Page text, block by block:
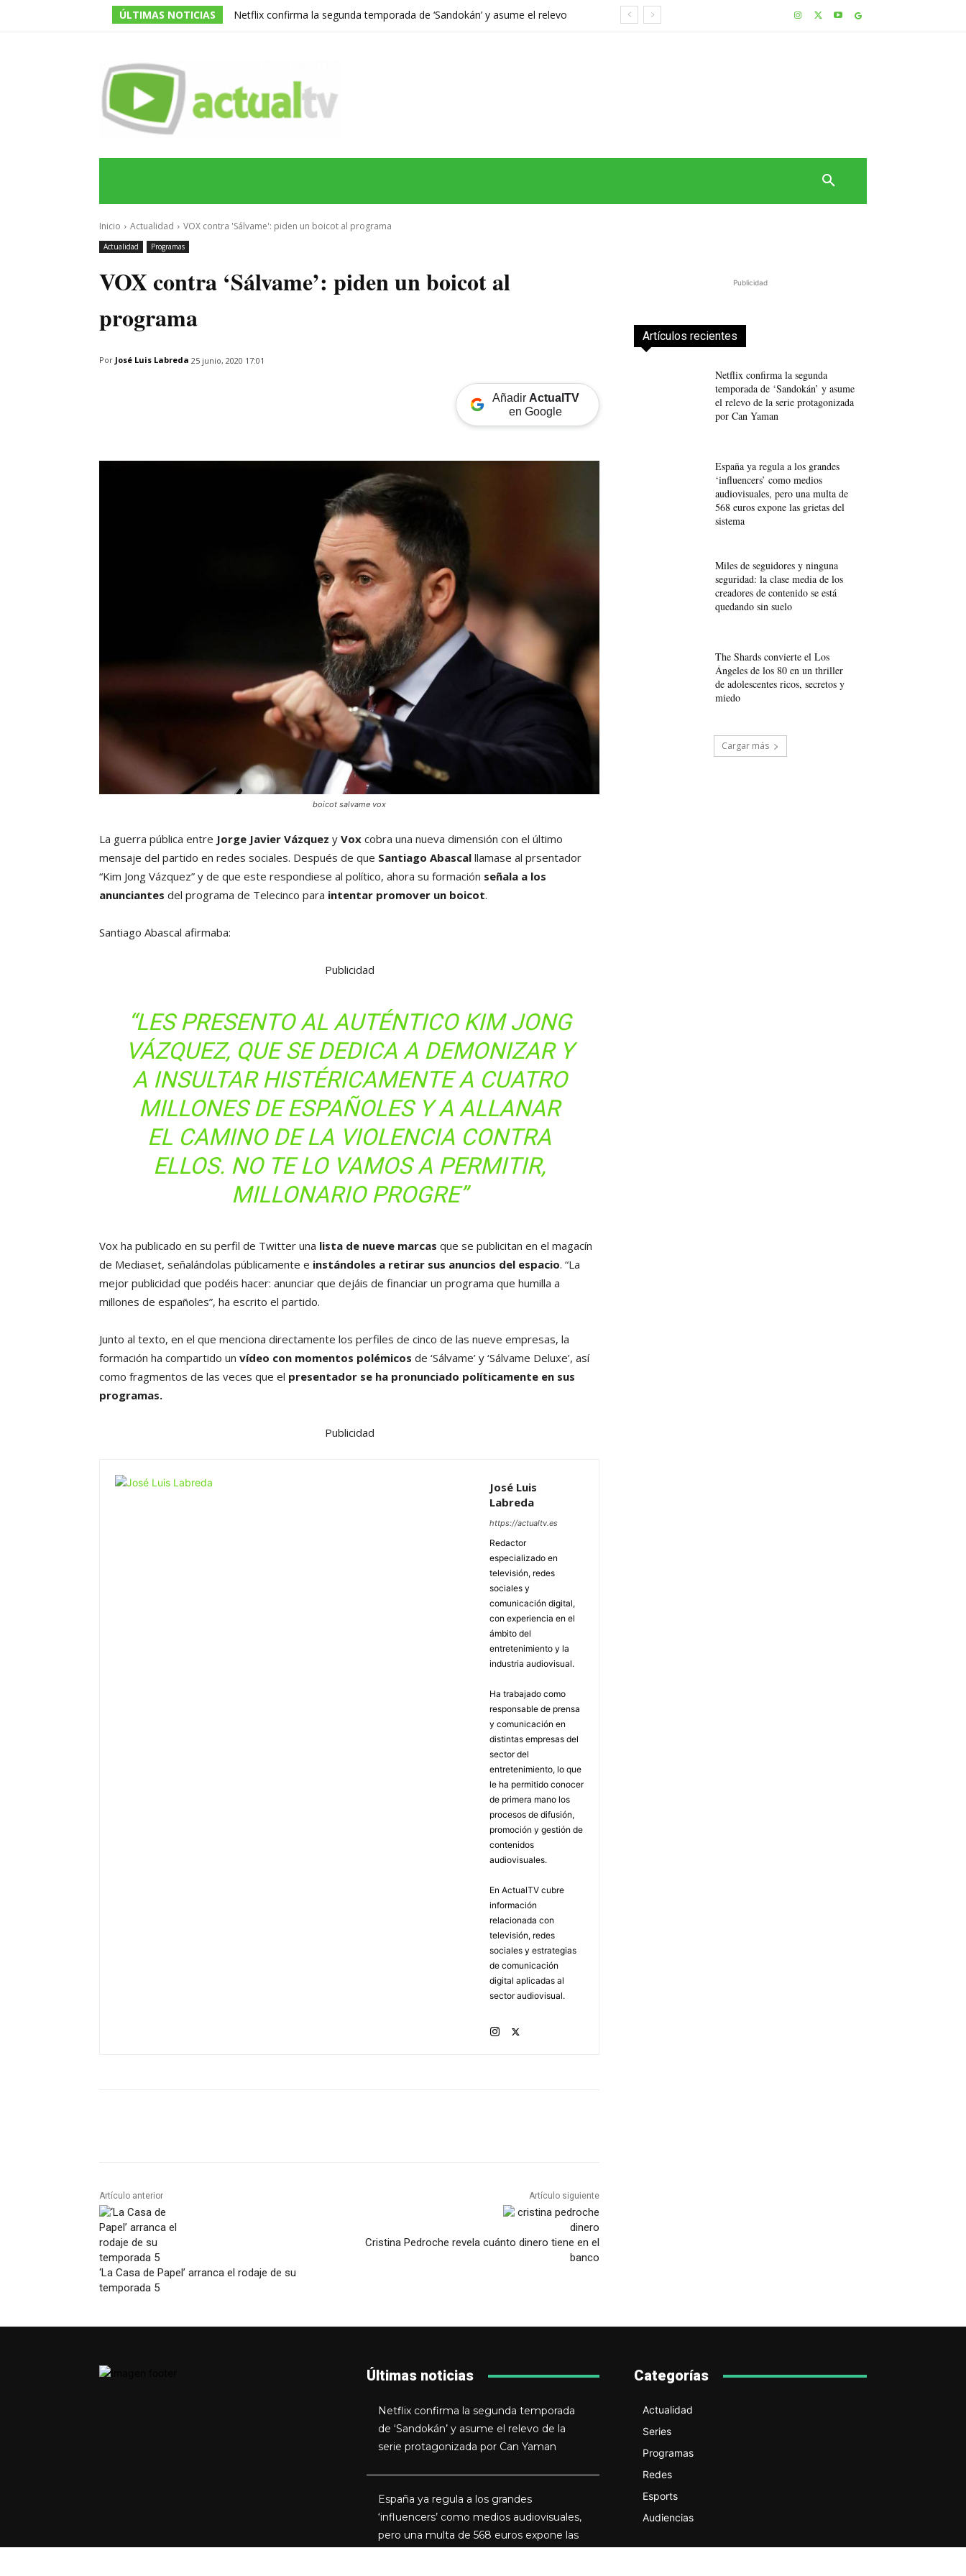
ÚLTIMAS NOTICIAS
Netflix confirma la segunda temporada de ‘Sandokán’ y asume el relevo
Inicio Actualidad VOX contra 'Sálvame': piden un boicot al programa
Actualidad Programas
VOX contra ‘Sálvame’: piden un boicot al
programa
Por José Luis Labreda 25 junio, 2020 17:01
Añadir ActualTV
en Google
boicot salvame vox
La guerra pública entre Jorge Javier Vázquez y Vox cobra una nueva dimensión con el último
mensaje del partido en redes sociales. Después de que Santiago Abascal llamase al prsentador
“Kim Jong Vázquez” y de que este respondiese al político, ahora su formación señala a los
anunciantes del programa de Telecinco para intentar promover un boicot.
Santiago Abascal afirmaba:
Publicidad
“LES PRESENTO AL AUTÉNTICO KIM JONG
VÁZQUEZ, QUE SE DEDICA A DEMONIZAR Y
A INSULTAR HISTÉRICAMENTE A CUATRO
MILLONES DE ESPAÑOLES Y A ALLANAR
EL CAMINO DE LA VIOLENCIA CONTRA
ELLOS. NO TE LO VAMOS A PERMITIR,
MILLONARIO PROGRE”
Vox ha publicado en su perfil de Twitter una lista de nueve marcas que se publicitan en el magacín
de Mediaset, señalándolas públicamente e instándoles a retirar sus anuncios del espacio. “La
mejor publicidad que podéis hacer: anunciar que dejáis de financiar un programa que humilla a
millones de españoles”, ha escrito el partido.
Junto al texto, en el que menciona directamente los perfiles de cinco de las nueve empresas, la
formación ha compartido un vídeo con momentos polémicos de ‘Sálvame’ y ‘Sálvame Deluxe’, así
como fragmentos de las veces que el presentador se ha pronunciado políticamente en sus
programas.
Publicidad
José Luis
Labreda
https://actualtv.es
Redactor
especializado en
televisión, redes
sociales y
comunicación digital,
con experiencia en el
ámbito del
entretenimiento y la
industria audiovisual.
Ha trabajado como
responsable de prensa
y comunicación en
distintas empresas del
sector del
entretenimiento, lo que
le ha permitido conocer
de primera mano los
procesos de difusión,
promoción y gestión de
contenidos
audiovisuales.
En ActualTV cubre
información
relacionada con
televisión, redes
sociales y estrategias
de comunicación
digital aplicadas al
sector audiovisual.
Artículo anterior
‘La Casa de Papel’ arranca el rodaje de su
temporada 5
Artículo siguiente
Cristina Pedroche revela cuánto dinero tiene en el
banco
Publicidad
Artículos recientes
Netflix confirma la segunda
temporada de ‘Sandokán’ y asume
el relevo de la serie protagonizada
por Can Yaman
España ya regula a los grandes
‘influencers’ como medios
audiovisuales, pero una multa de
568 euros expone las grietas del
sistema
Miles de seguidores y ninguna
seguridad: la clase media de los
creadores de contenido se está
quedando sin suelo
The Shards convierte el Los
Ángeles de los 80 en un thriller
de adolescentes ricos, secretos y
miedo
Cargar más
Últimas noticias
Netflix confirma la segunda temporada
de ‘Sandokán’ y asume el relevo de la
serie protagonizada por Can Yaman
España ya regula a los grandes
‘influencers’ como medios audiovisuales,
pero una multa de 568 euros expone las
Categorías
Actualidad
Series
Programas
Redes
Esports
Audiencias